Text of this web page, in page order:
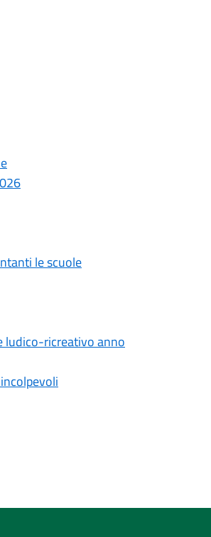
le scuole
ludico-ricreativo anno